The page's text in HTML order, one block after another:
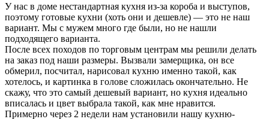
У нас в доме нестандартная кухня из-за короба и выступов,
поэтому готовые кухни (хоть они и дешевле) — это не наш
вариант. Мы с мужем много где были, но не нашли
подходящего варианта.
После всех походов по торговым центрам мы решили делать
на заказ под наши размеры. Вызвали замерщика, он все
обмерил, посчитал, нарисовал кухню именно такой, как
хотелось, и картинка в голове сложилась окончательно. Не
скажу, что это самый дешевый вариант, но кухня идеально
вписалась и цвет выбрала такой, как мне нравится.
Примерно через 2 недели нам установили нашу кухню-